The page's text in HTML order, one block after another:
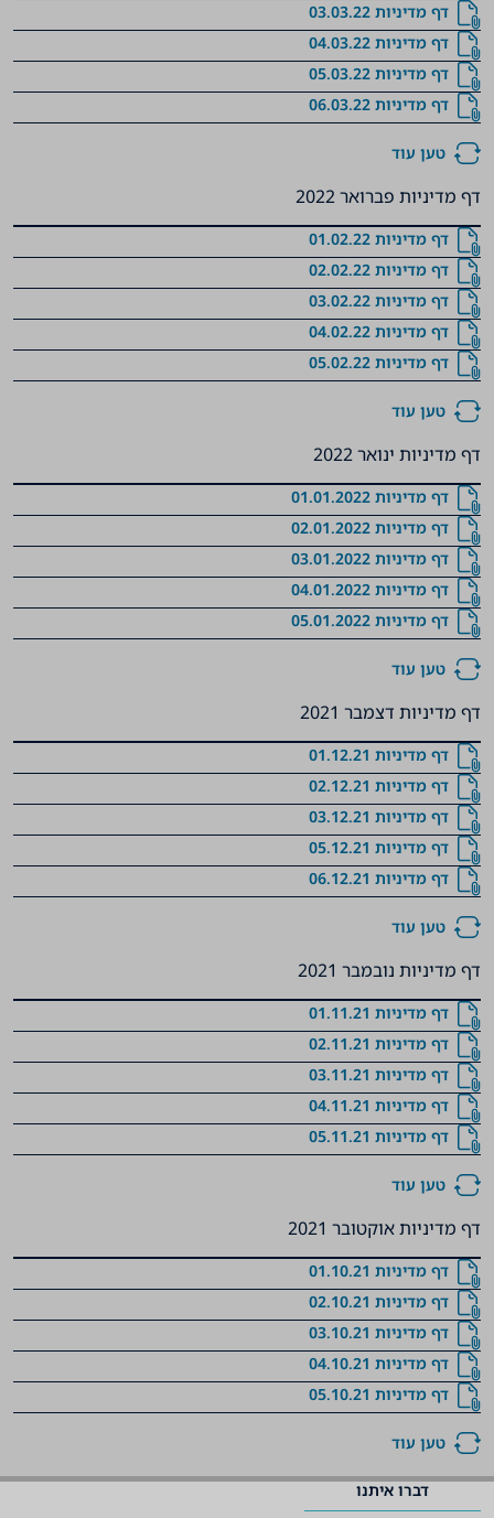
דף מדיניות 03.03.22
דף מדיניות 04.03.22
דף מדיניות 05.03.22
דף מדיניות 06.03.22
טען עוד
דף מדיניות פברואר 2022
דף מדיניות 01.02.22
דף מדיניות 02.02.22
דף מדיניות 03.02.22
דף מדיניות 04.02.22
דף מדיניות 05.02.22
טען עוד
דף מדיניות ינואר 2022
דף מדיניות 01.01.2022
דף מדיניות 02.01.2022
דף מדיניות 03.01.2022
דף מדיניות 04.01.2022
דף מדיניות 05.01.2022
טען עוד
דף מדיניות דצמבר 2021
דף מדיניות 01.12.21
דף מדיניות 02.12.21
דף מדיניות 03.12.21
דף מדיניות 05.12.21
דף מדיניות 06.12.21
טען עוד
דף מדיניות נובמבר 2021
דף מדיניות 01.11.21
דף מדיניות 02.11.21
דף מדיניות 03.11.21
דף מדיניות 04.11.21
דף מדיניות 05.11.21
טען עוד
דף מדיניות אוקטובר 2021
דף מדיניות 01.10.21
דף מדיניות 02.10.21
דף מדיניות 03.10.21
דף מדיניות 04.10.21
דף מדיניות 05.10.21
טען עוד
דברו איתנו